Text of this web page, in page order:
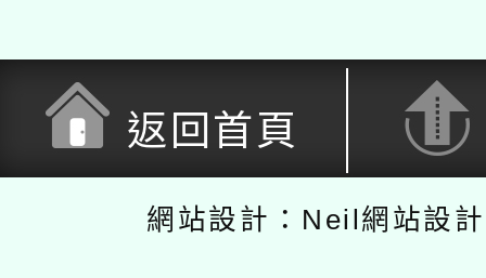
返回首頁
網站設計：Neil網站設